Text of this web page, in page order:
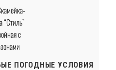
ПОГОДНЫЕ УСЛОВИЯ